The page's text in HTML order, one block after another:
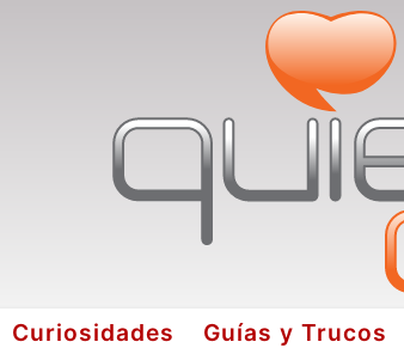
Curiosidades Guías y Trucos